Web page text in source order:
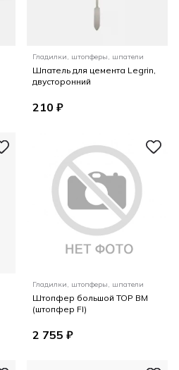
Гладилки, штопферы, шпатели
Шпатель для цемента Legrin,
двусторонний
210 ₽
Гладилки, штопферы, шпатели
Штопфер большой ТОР ВМ
(штопфер FI)
2 755 ₽